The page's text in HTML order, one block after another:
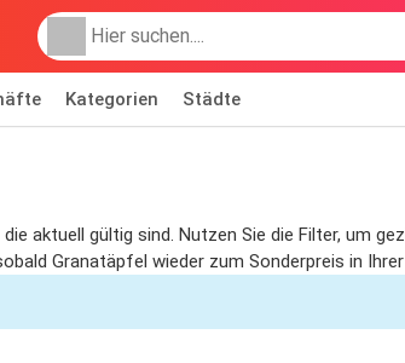
Kategorien Städte
aktuell gültig sind. Nutzen Sie die Filter, um
Granatäpfel wieder zum Sonderpreis in